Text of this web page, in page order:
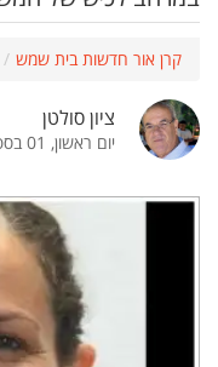
קרן אור חדשות בית שמש
ציון סולטן
יום ראשון, 01 בספטמבר 2024, 07:59